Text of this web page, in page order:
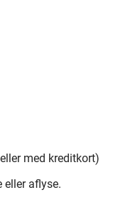
med kreditkort)
aflyse.